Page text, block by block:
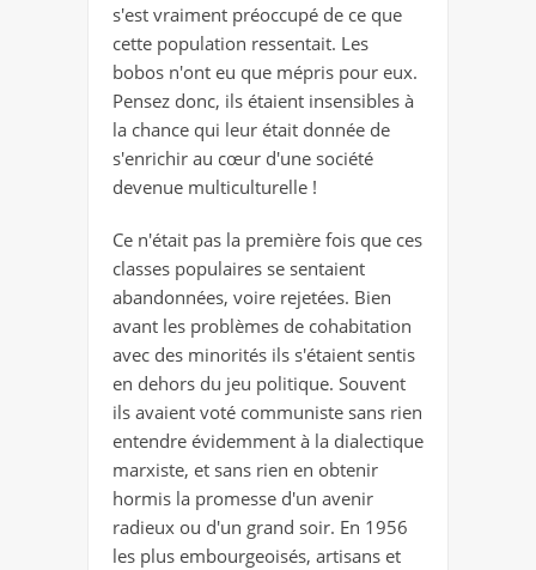
s'est vraiment préoccupé de ce que
cette population ressentait. Les
bobos n'ont eu que mépris pour eux.
Pensez donc, ils étaient insensibles à
la chance qui leur était donnée de
s'enrichir au cœur d'une société
devenue multiculturelle !
Ce n'était pas la première fois que ces
classes populaires se sentaient
abandonnées, voire rejetées. Bien
avant les problèmes de cohabitation
avec des minorités ils s'étaient sentis
en dehors du jeu politique. Souvent
ils avaient voté communiste sans rien
entendre évidemment à la dialectique
marxiste, et sans rien en obtenir
hormis la promesse d'un avenir
radieux ou d'un grand soir. En 1956
les plus embourgeoisés, artisans et